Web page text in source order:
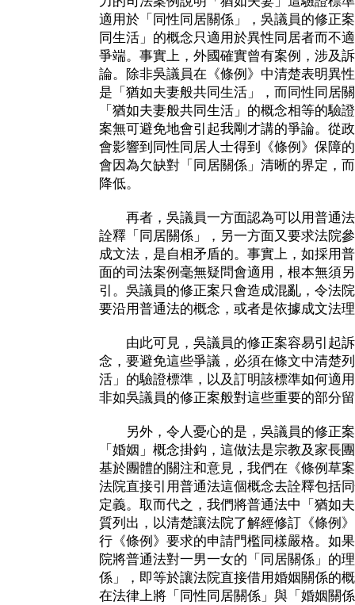
適用於「同性同居關係」，吳議員的修正
同生活」的概念只適用於異性同居者而不
爭端。事實上，外國確實曾有案例，涉及
論。除非吳議員在《條例》中清楚表明異
是「猶如夫妻般共同生活」，而同性同居
「猶如夫妻般共同生活」的概念相等的驗
案無可避免地會引起我剛才講的爭論。從
會影響到同性同居人士得到《條例》保障
會因為欠缺對「同居關係」清晰的界定，
降低。
再者，吳議員一方面認為可以用普通法
詮釋「同居關係」，另一方面又要求法院
成文法，是自相矛盾的。事實上，如採用
面的司法案例毫無疑問會適用，根本無須
引。吳議員的修正案只會造成混亂，令法
要沿用普通法的概念，或者是依據成文法
由此可見，吳議員的修正案容易引起訴
念，要避免這些爭議，必須在條文中清楚
活」的驗證標準，以及訂明該標準如何適
非如吳議員的修正案般對這些重要的部分
另外，令人憂心的是，吳議員的修正案
「婚姻」概念掛鈎，這做法是宗教及家長
基於團體的關注和意見，我們在《條例草
法院直接引用普通法這個概念去詮釋包括
定義。取而代之，我們將普通法中「猶如
質列出，以清楚讓法院了解經修訂《條例
行《條例》要求的申請門檻同樣嚴格。如
院將普通法對一男一女的「同居關係」的
係」，即等於讓法院直接借用婚姻關係的
在法律上將「同性同居關係」與「婚姻關